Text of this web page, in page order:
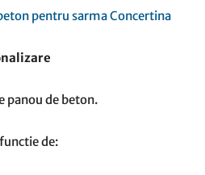
panou de beton.
de: